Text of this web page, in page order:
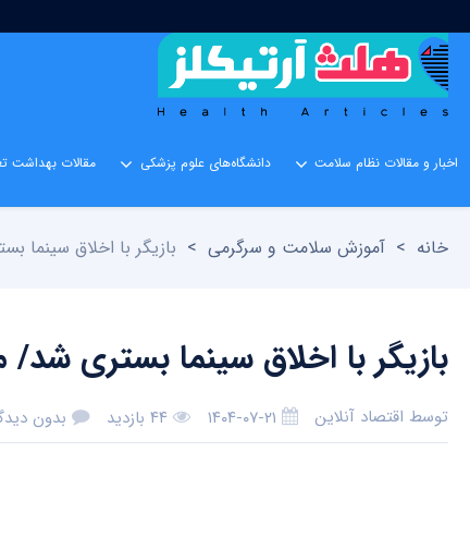
اخبار و مقالات نظام سلامت دانشگاه‌های علوم پزشکی مقالات بهداشت
خانه > آموزش سلامت و سرگرمی > بازیگر با اخلاق سینما
بازیگر با اخلاق سینما بستری شد/
توسط اقتصاد آنلاین ۱۴۰۴-۰۷-۲۱ ۴۴ بازدید بدون